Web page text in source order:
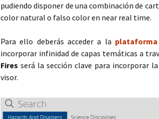
pudiendo disponer de una combinación de
color natural o falso color en near real time.
Para ello deberás acceder a la plataforma
incorporar infinidad de capas temáticas a
Fires será la sección clave para incorporar
visor.